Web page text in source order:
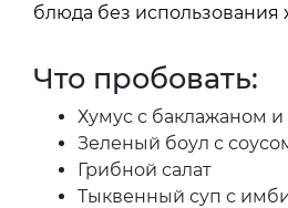
блюда без
Что пробовать:
Хумус с баклажаном и
Зеленый боул с
Грибной салат
Тыквенный суп с